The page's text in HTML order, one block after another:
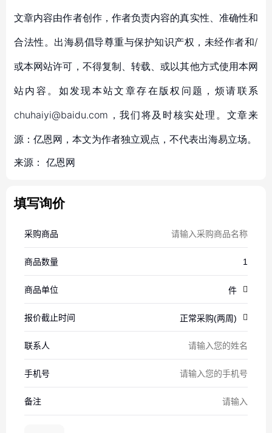
文章内容由作者创作，作者负责内容的真实性、准确性和
合法性。出海易倡导尊重与保护知识产权，未经作者和/
或本网站许可，不得复制、转载、或以其他方式使用本网
站内容。如发现本站文章存在版权问题，烦请联系
chuhaiyi@baidu.com，我们将及时核实处理。文章来
源：亿恩网，本文为作者独立观点，不代表出海易立场。
来源： 亿恩网
填写询价